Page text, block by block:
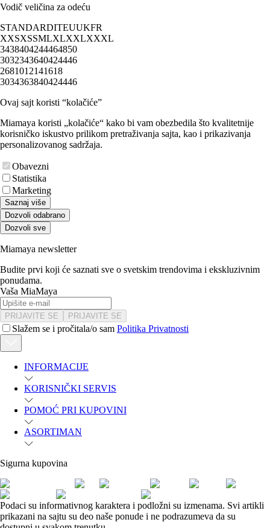
Vodič veličina za odeću
STANDARDITEUUKFR
XXSXSSMLXLXXLXXXL
3438404244464850
3032343640424446
2681012141618
3034363840424446
Ovaj sajt koristi “kolačiće”
Miamaya koristi „kolačiće“ kako bi vam obezbedila što kvalitetnije
korisničko iskustvo prilikom pretraživanja sajta, kao i prikazivanja
personalizovanog sadržaja.
Obavezni
Statistika
Marketing
Saznaj više
Dozvoli odabrano
Dozvoli sve
Miamaya newsletter
Budite prvi koji će saznati sve o svetskim trendovima i ekskluzivnim
ponudama.
Vaša MiaMaya
PRIJAVITE SE PRIJAVITE SE
Slažem se i pročitala/o sam Politika Privatnosti
INFORMACIJE
KORISNIČKI SERVIS
POMOĆ PRI KUPOVINI
ASORTIMAN
Sigurna kupovina
Podaci su informativnog karaktera i podložni su izmenama. Svi artikli
prikazani na sajtu su deo naše ponude i ne podrazumeva da su